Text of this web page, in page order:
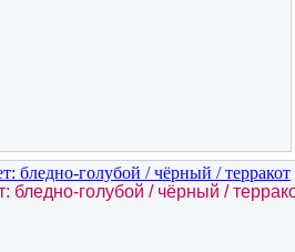
бледно-голубой / чёрный /